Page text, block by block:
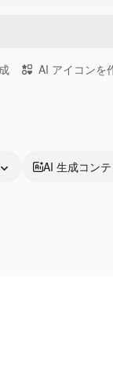
AI アイコンを
AI 生成コン